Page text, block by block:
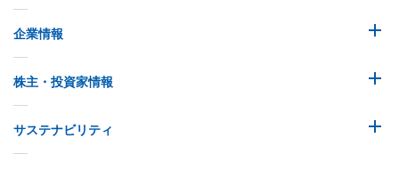
企業情報
株主・投資家情報
サステナビリティ